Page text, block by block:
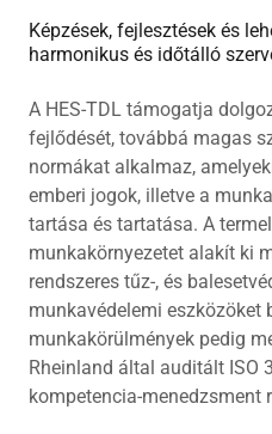
Képzések, fejlesztések és
harmonikus és időtálló
A HES-TDL támogatja
fejlődését, továbbá magas
normákat alkalmaz,
emberi jogok, illetve a
tartása és tartatása. A
munkakörnyezetet alakít ki
rendszeres tűz-, és
munkavédelemi eszközöket
munkakörülmények pedig
Rheinland által auditált ISO
kompetencia-menedzsment